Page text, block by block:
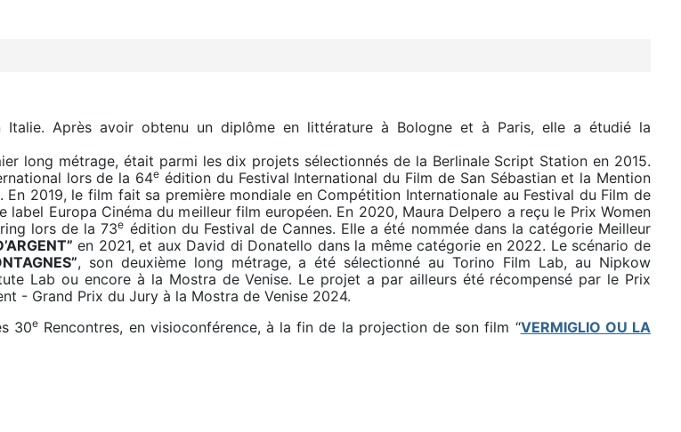
Italie. Après avoir obtenu un diplôme en littérature à Bologne et à Paris, elle a étudié la
long métrage, était parmi les dix projets sélectionnés de la Berlinale Script Station en 2015.
lors de la 64e édition du Festival International du Film de San Sébastian et la Mention
2019, le film fait sa première mondiale en Compétition Internationale au Festival du Film de
Europa Cinéma du meilleur film européen. En 2020, Maura Delpero a reçu le Prix Women
lors de la 73e édition du Festival de Cannes. Elle a été nommée dans la catégorie Meilleur
en 2021, et aux David di Donatello dans la même catégorie en 2022. Le scénario de
, son deuxième long métrage, a été sélectionné au Torino Film Lab, au Nipkow
Lab ou encore à la Mostra de Venise. Le projet a par ailleurs été récompensé par le Prix
- Grand Prix du Jury à la Mostra de Venise 2024.
30e Rencontres, en visioconférence, à la fin de la projection de son film “VERMIGLIO OU LA